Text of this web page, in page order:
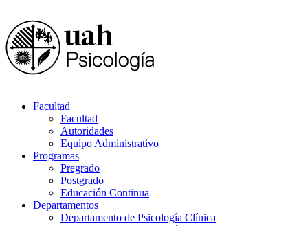
Facultad
Facultad
Autoridades
Equipo Administrativo
Programas
Pregrado
Postgrado
Educación Continua
Departamentos
Departamento de Psicología Clínica